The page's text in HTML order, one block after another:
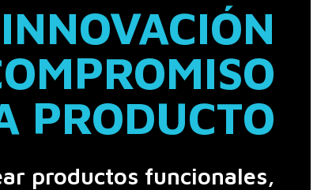
PRODUCTO
productos funcionales,